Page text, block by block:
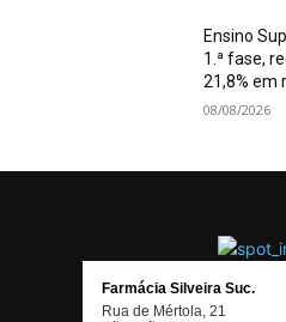
Ensino
1.ª fase,
21,8% em
08/08/2026